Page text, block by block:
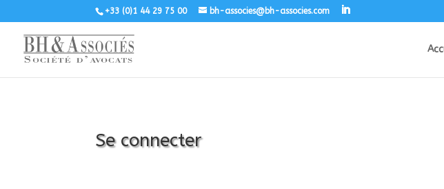
+33 (0)1 44 29 75 00 bh-associes@bh-associes.com
Se connecter